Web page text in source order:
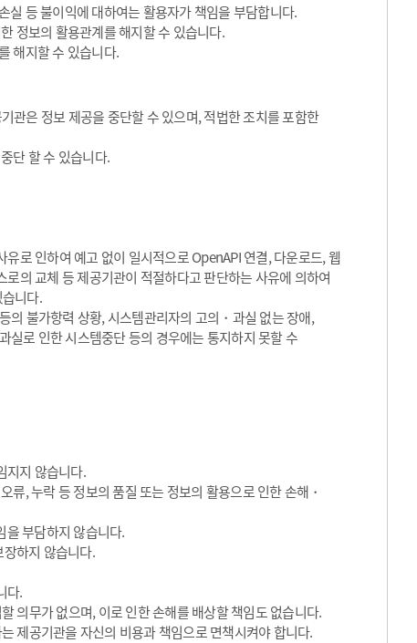
등 불이익에 대하여는 활용자가 책임을 부담합니다.
정보의 활용관계를 해지할 수 있습니다.
해지할 수 있습니다.
관은 정보 제공을 중단할 수 있으며, 적법한 조치를 포함한
단 할 수 있습니다.
로 인하여 예고 없이 일시적으로 OpenAPI 연결, 다운로드, 웹
의 교체 등 제공기관이 적절하다고 판단하는 사유에 의하여
니다.
의 불가항력 상황, 시스템관리자의 고의・과실 없는 장애,
실로 인한 시스템중단 등의 경우에는 통지하지 못할 수
지지 않습니다.
, 누락 등 정보의 품질 또는 정보의 활용으로 인한 손해・
을 부담하지 않습니다.
하지 않습니다.
다.
의무가 없으며, 이로 인한 손해를 배상할 책임도 없습니다.
제공기관을 자신의 비용과 책임으로 면책시켜야 합니다.